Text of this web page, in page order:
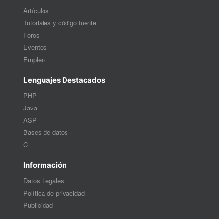
Artículos
Tutoriales y código fuente
Foros
Eventos
Empleo
Lenguajes Destacados
PHP
Java
ASP
Bases de datos
C
Información
Datos Legales
Política de privacidad
Publicidad